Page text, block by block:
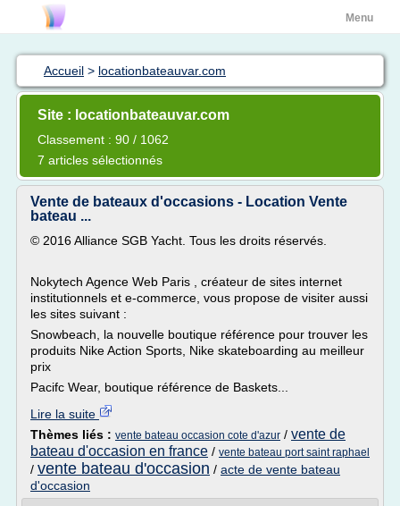
Menu
Accueil > locationbateauvar.com
Site : locationbateauvar.com
Classement : 90 / 1062
7 articles sélectionnés
Vente de bateaux d'occasions - Location Vente
bateau ...
© 2016 Alliance SGB Yacht. Tous les droits réservés.
Nokytech Agence Web Paris , créateur de sites internet
institutionnels et e-commerce, vous propose de visiter aussi
les sites suivant :
Snowbeach, la nouvelle boutique référence pour trouver les
produits Nike Action Sports, Nike skateboarding au meilleur
prix
Pacifc Wear, boutique référence de Baskets...
Lire la suite
Thèmes liés : vente bateau occasion cote d'azur / vente de
bateau d'occasion en france / vente bateau port saint raphael
/ vente bateau d'occasion / acte de vente bateau
d'occasion